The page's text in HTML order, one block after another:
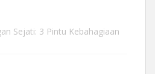
Sejati: 3 Pintu Kebahagiaan